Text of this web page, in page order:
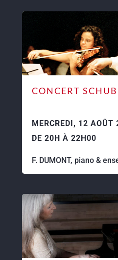
CONCERT
MERCREDI, 12 AOÛT
DE 20H À 22H00
F. DUMONT, piano &